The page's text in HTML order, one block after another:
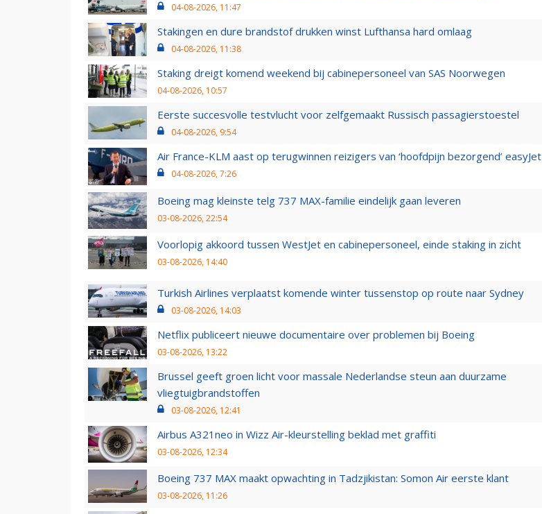
04-08-2026, 11:47
Stakingen en dure brandstof drukken winst Lufthansa hard omlaag
04-08-2026, 11:38
Staking dreigt komend weekend bij cabinepersoneel van SAS Noorwegen
04-08-2026, 10:57
Eerste succesvolle testvlucht voor zelfgemaakt Russisch passagierstoestel
04-08-2026, 9:54
Air France-KLM aast op terugwinnen reizigers van ‘hoofdpijn bezorgend’ easyJet
04-08-2026, 7:26
Boeing mag kleinste telg 737 MAX-familie eindelijk gaan leveren
03-08-2026, 22:54
Voorlopig akkoord tussen WestJet en cabinepersoneel, einde staking in zicht
03-08-2026, 14:40
Turkish Airlines verplaatst komende winter tussenstop op route naar Sydney
03-08-2026, 14:03
Netflix publiceert nieuwe documentaire over problemen bij Boeing
03-08-2026, 13:22
Brussel geeft groen licht voor massale Nederlandse steun aan duurzame
vliegtuigbrandstoffen
03-08-2026, 12:41
Airbus A321neo in Wizz Air-kleurstelling beklad met graffiti
03-08-2026, 12:34
Boeing 737 MAX maakt opwachting in Tadzjikistan: Somon Air eerste klant
03-08-2026, 11:26